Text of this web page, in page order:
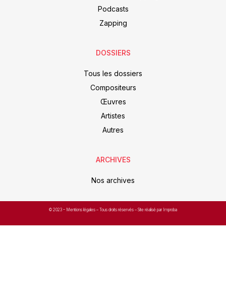
Podcasts
Zapping
DOSSIERS
Tous les dossiers
Compositeurs
Œuvres
Artistes
Autres
ARCHIVES
Nos archives
© 2023 – Mentions légales – Tous droits réservés – Site réalisé par Improba